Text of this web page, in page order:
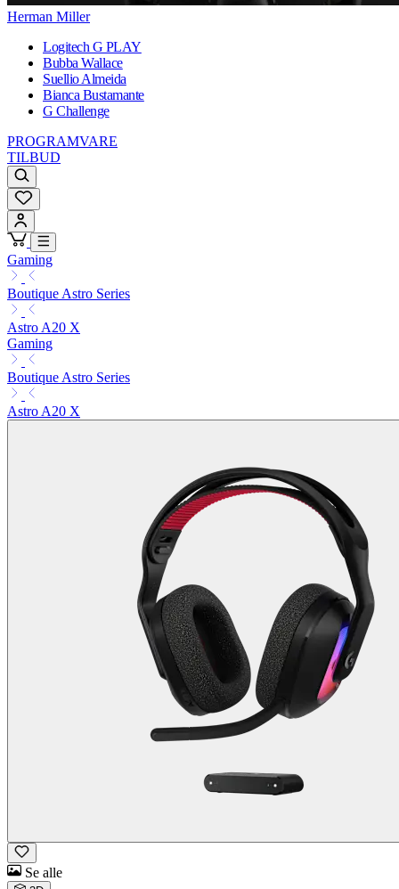
Herman Miller
Logitech G PLAY
Bubba Wallace
Suellio Almeida
Bianca Bustamante
G Challenge
PROGRAMVARE
TILBUD
Gaming
Boutique Astro Series
Astro A20 X
Gaming
Boutique Astro Series
Astro A20 X
Se alle